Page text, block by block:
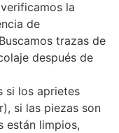
la
de
trazas de
después de
si los aprietes
si las piezas son
están limpios,